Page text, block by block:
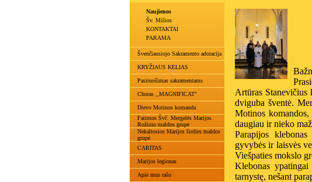
Naujienos
Šv. Mišios
KONTAKTAI
PARAMA
Švenčiausiojo Sakramento adoracija
KRYŽIAUS KELIAS
Pasiruošimas sakramentams
Choras ,,MAGNIFICAT"
Dievo Motinos komanda
Fatimos Švč. Mergelės Marijos
Rožinio maldos grupė
Nekaltosios Marijos širdies maldos
grupė
CARITAS
Marijos legionas
Apie mus rašo
Artūras
dviguba šventė.
Motinos
daugiau ir nieko
Parapijos
gyvybės ir laisvės
Viešpaties mokslo
Klebonas
tarnystę, nešant